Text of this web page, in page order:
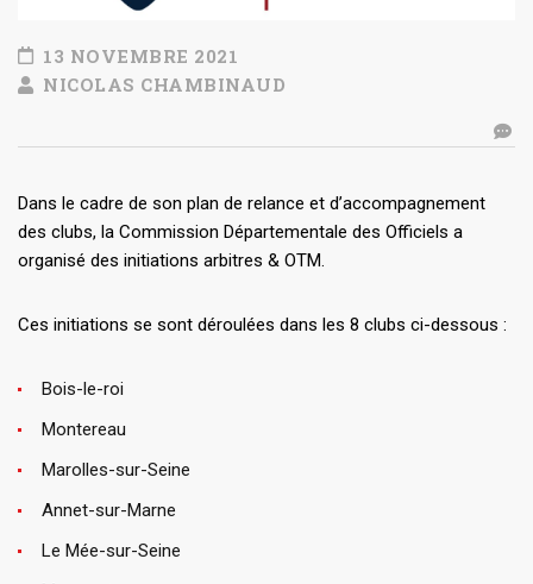
13 NOVEMBRE 2021
NICOLAS CHAMBINAUD
Dans le cadre de son plan de relance et d’accompagnement
des clubs, la Commission Départementale des Officiels a
organisé des initiations arbitres & OTM.
Ces initiations se sont déroulées dans les 8 clubs ci-dessous :
Bois-le-roi
Montereau
Marolles-sur-Seine
Annet-sur-Marne
Le Mée-sur-Seine